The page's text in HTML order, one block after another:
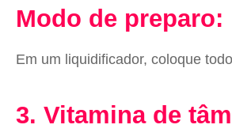
Modo de preparo:
Em um liquidificador, coloque
3. Vitamina de